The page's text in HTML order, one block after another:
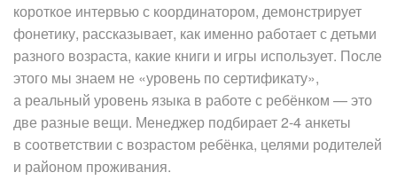
короткое интервью с координатором, демонстрирует
фонетику, рассказывает, как именно работает с детьми
разного возраста, какие книги и игры использует. После
этого мы знаем не «уровень по сертификату»,
а реальный уровень языка в работе с ребёнком — это
две разные вещи. Менеджер подбирает 2-4 анкеты
в соответствии с возрастом ребёнка, целями родителей
и районом проживания.